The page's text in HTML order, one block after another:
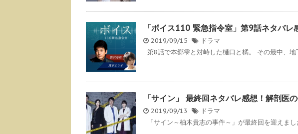
「ボイス110 緊急指令室」第9話ネタバレ
2019/09/15
ドラマ
第8話で本郷雫と対峙した樋口と橘。 その最中、地
「サイン」 最終回ネタバレ感想！解剖医
2019/09/13
ドラマ
「サイン～柚木貴志の事件～」が最終回を迎えまし